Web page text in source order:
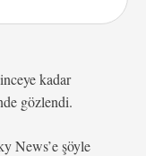
kadar
gözlendi.
News’e şöyle